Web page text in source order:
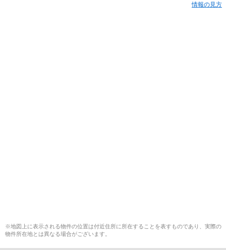
情報の見方
※地図上に表示される物件の位置は付近住所に所在することを表すものであり、実際の
物件所在地とは異なる場合がございます。